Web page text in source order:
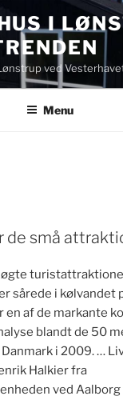
I
ved
Menu
de små
sårede i kølvandet
en af de markante
blandt de 50
i 2009. …
Halkier fra
ved